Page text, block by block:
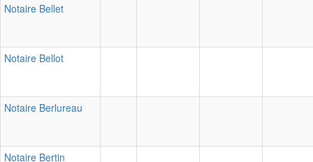
Notaire Bellet
Notaire Bellot
Notaire Berlureau
Notaire Bertin